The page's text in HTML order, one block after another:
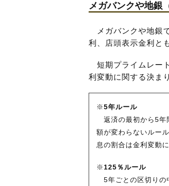
メガバンクや地銀
メガバンクや地銀
利、店頭表示金利と
短期プライムレー
利変動に関する決ま
※5年ルール
返済の最初から5年
額が変わらないルー
息の割合は金利変動
※ 125％ルール
5年ごとの区切りの